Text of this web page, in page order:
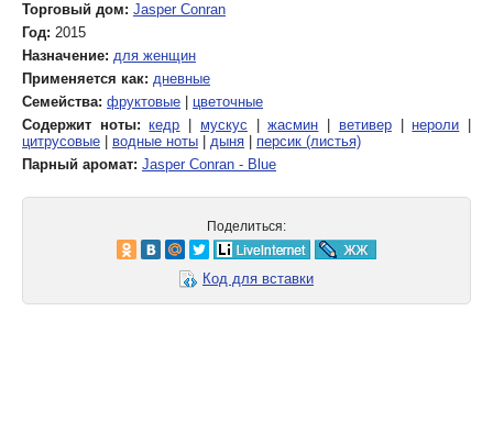
Торговый дом: Jasper Conran
Год: 2015
Назначение: для женщин
Применяется как: дневные
Семейства: фруктовые
цветочные
Содержит ноты: кедр мускус |жасмин ветивер| нероли
цитрусовые
водные ноты дыня
персик (листья)
Парный аромат: Jasper Conran - Blue
Поделиться:
Код для вставки